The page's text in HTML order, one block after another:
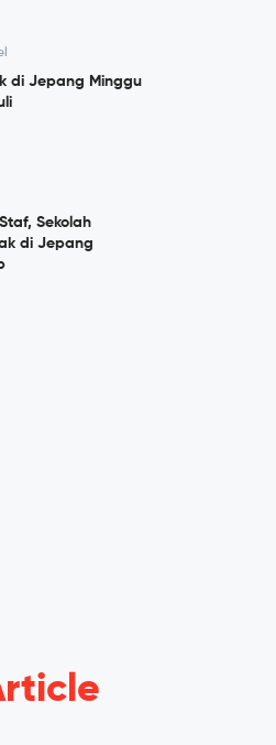
di Jepang Minggu
Sekolah
di Jepang